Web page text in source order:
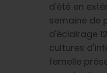
d'été en
semaine de
d'éclairage
cultures
femelle